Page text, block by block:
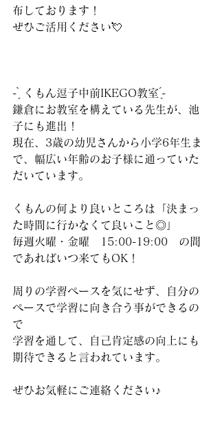
布しております！
ぜひご活用ください💘
‪- ̗̀ くもん逗子中前IKEGO教室 ̖́-‬
鎌倉にお教室を構えている先生が、池
子にも進出！
現在、3歳の幼児さんから小学6年生ま
で、幅広い年齢のお子様に通っていた
だいています。
くもんの何より良いところは「決まっ
た時間に行かなくて良いこと◎」
毎週火曜・金曜　15:00-19:00　の間
であればいつ来てもOK！
周りの学習ペースを気にせず、自分の
ペースで学習に向き合う事ができるの
で
学習を通して、自己肯定感の向上にも
期待できると言われています。
ぜひお気軽にご連絡ください♪